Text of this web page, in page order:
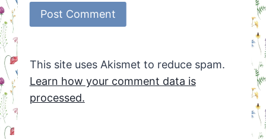
This site uses Akismet to reduce spam.
Learn how your comment data is
processed.